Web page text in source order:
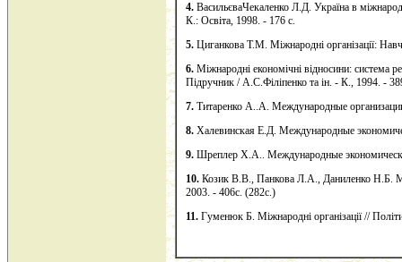
4. ВасильєваЧекаленко Л.Д. Україна в
К.: Освіта, 1998. - 176 с.
5. Циганкова Т.М. Міжнародні організації:
6. Міжнародні економічні відносини: система
Підручник / А.С.Філіпенко та ін. - К., 1994. -
7. Титаренко А..А. Международные
8. Халевинская Е.Д. Международные
9. Шреплер Х.А.. Международные
10. Козик В.В., Панкова Л.А., Даниленко Н.Б.
2003. - 406с. (282с.)
11. Гуменюк Б. Міжнародні організації //